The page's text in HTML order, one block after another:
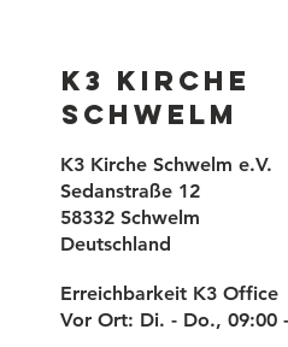
K3 Kirche
Schwelm
K3 Kirche Schwelm e.V.
Sedanstraße 12
58332 Schwelm
Deutschland
Erreichbarkeit K3 Office
Vor Ort: Di. - Do., 09:00